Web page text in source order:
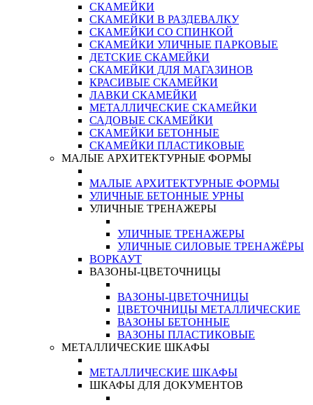
СКАМЕЙКИ
СКАМЕЙКИ В РАЗДЕВАЛКУ
СКАМЕЙКИ СО СПИНКОЙ
СКАМЕЙКИ УЛИЧНЫЕ ПАРКОВЫЕ
ДЕТСКИЕ СКАМЕЙКИ
СКАМЕЙКИ ДЛЯ МАГАЗИНОВ
КРАСИВЫЕ СКАМЕЙКИ
ЛАВКИ СКАМЕЙКИ
МЕТАЛЛИЧЕСКИЕ СКАМЕЙКИ
САДОВЫЕ СКАМЕЙКИ
СКАМЕЙКИ БЕТОННЫЕ
СКАМЕЙКИ ПЛАСТИКОВЫЕ
МАЛЫЕ АРХИТЕКТУРНЫЕ ФОРМЫ
МАЛЫЕ АРХИТЕКТУРНЫЕ ФОРМЫ
УЛИЧНЫЕ БЕТОННЫЕ УРНЫ
УЛИЧНЫЕ ТРЕНАЖЕРЫ
УЛИЧНЫЕ ТРЕНАЖЕРЫ
УЛИЧНЫЕ СИЛОВЫЕ ТРЕНАЖЁРЫ
ВОРКАУТ
ВАЗОНЫ-ЦВЕТОЧНИЦЫ
ВАЗОНЫ-ЦВЕТОЧНИЦЫ
ЦВЕТОЧНИЦЫ МЕТАЛЛИЧЕСКИЕ
ВАЗОНЫ БЕТОННЫЕ
ВАЗОНЫ ПЛАСТИКОВЫЕ
МЕТАЛЛИЧЕСКИЕ ШКАФЫ
МЕТАЛЛИЧЕСКИЕ ШКАФЫ
ШКАФЫ ДЛЯ ДОКУМЕНТОВ